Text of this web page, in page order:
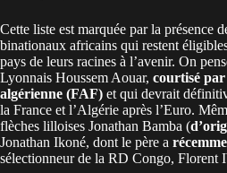
Cette liste est marquée par la présence
binationaux africains qui restent
pays de leurs racines à l’avenir. On
Lyonnais Houssem Aouar, courtisé
algérienne (FAF) et qui devrait
la France et l’Algérie après l’Euro.
flèches lilloises Jonathan Bamba (
Jonathan Ikoné, dont le père a
sélectionneur de la RD Congo, Florent